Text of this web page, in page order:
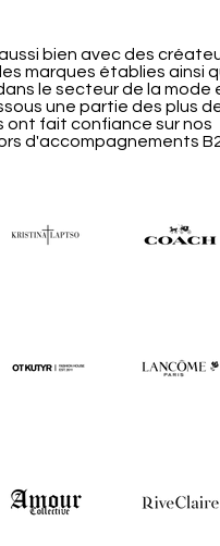
bien avec des
marques établies ainsi
le secteur de la mode
une partie des plus
ont fait confiance sur nos
d'accompagnements